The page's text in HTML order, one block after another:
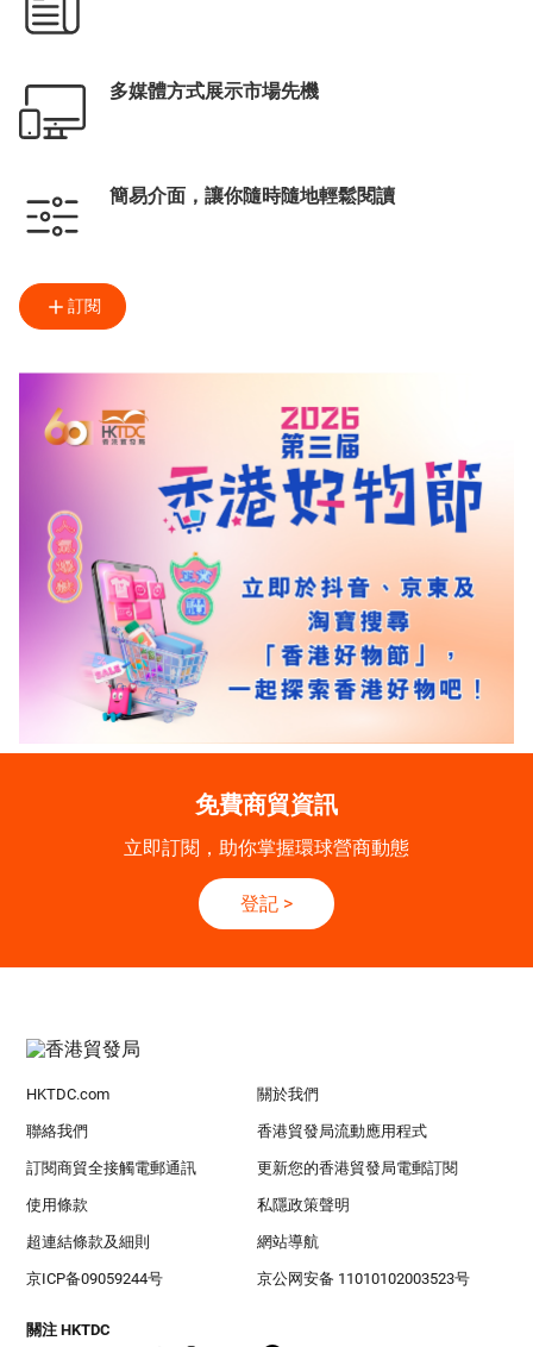
多媒體方式展示市場先機
簡易介面，讓你隨時隨地輕鬆閱讀
訂閱
免費商貿資訊
立即訂閱，助你掌握環球營商動態
登記 >
HKTDC.com 關於我們
聯絡我們 香港貿發局流動應用程式
訂閱商貿全接觸電郵通訊 更新您的香港貿發局電郵訂閱
使用條款 私隱政策聲明
超連結條款及細則 網站導航
京ICP备09059244号 京公网安备 11010102003523号
關注 HKTDC